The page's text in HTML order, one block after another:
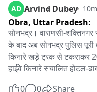
AD Arvind Dubey
Obra, Uttar Pradesh:
सोनभद्र। वाराणसी-शक्तिनगर
के बाद अब सोनभद्र पुलिस
किनारे खड़े ट्रक से टकराकर
हाईवे किनारे संचालित होटल-
0 0 Share